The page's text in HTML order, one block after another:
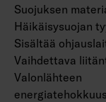
Suojuksen
Häikäisysuojan
Sisältää
Vaihdettava
Valonlähteen